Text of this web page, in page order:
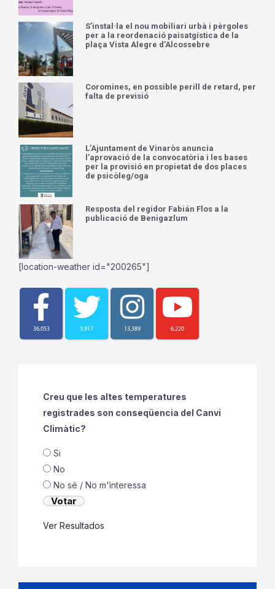
S’instal·la el nou mobiliari urbà i pèrgoles
per a la reordenació paisatgística de la
plaça Vista Alegre d’Alcossebre
Coromines, en possible perill de retard, per
falta de previsió
L’Ajuntament de Vinaròs anuncia
l’aprovació de la convocatòria i les bases
per la provisió en propietat de dos places
de psicòleg/oga
Resposta del regidor Fabián Flos a la
publicació de Benigazlum
[location-weather id="200265"]
36,053 3,917 13,389 6,220
Creu que les altes temperatures
registrades son conseqüencia del Canvi
Climàtic?
Si
No
No sé / No m'ìnteressa
Ver Resultados